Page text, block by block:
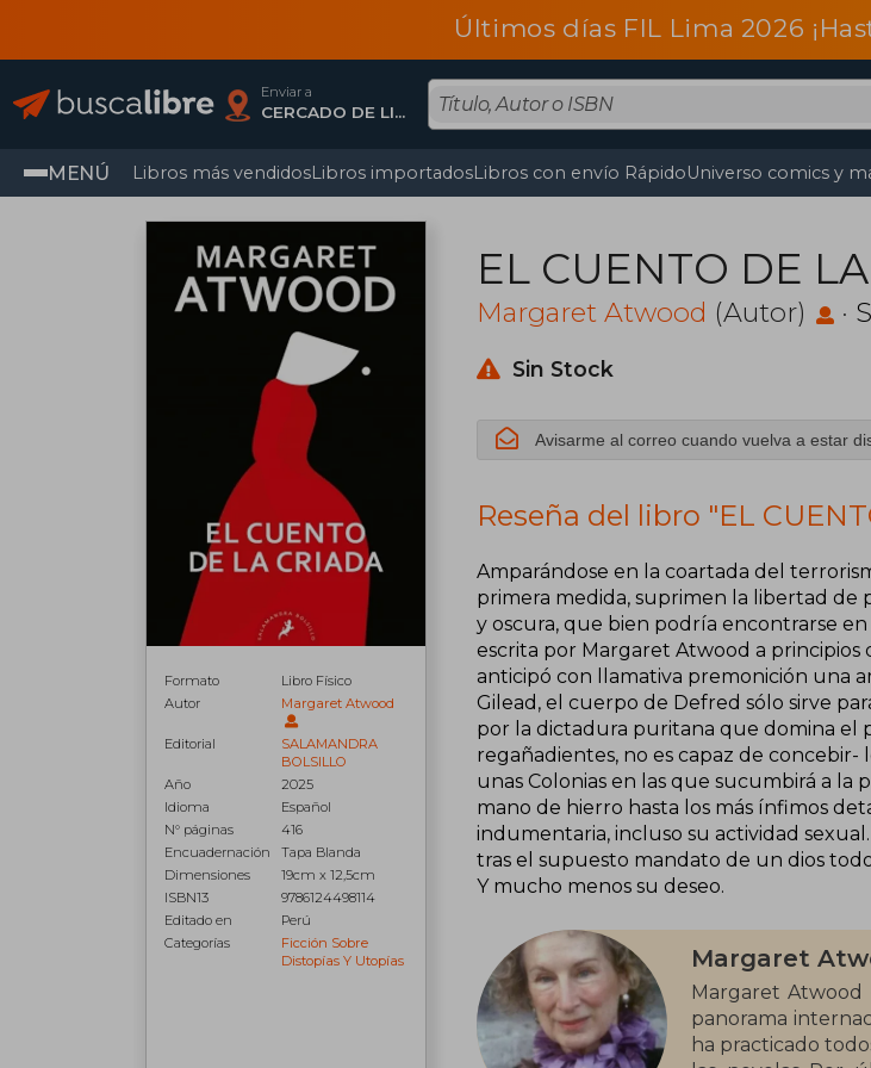
Últimos días FIL Lima 2026
Enviar a
CERCADO DE LIMA, Lima
MENÚ Libros más vendidosLibros importadosLibros con envío RápidoUniverso comics y
Formato
Libro Físico
Autor
Margaret Atwood
Editorial
SALAMANDRA
BOLSILLO
Año
2025
Idioma
Español
N° páginas
416
Encuadernación
Tapa Blanda
Dimensiones
19cm x 12,5cm
ISBN13
9786124498114
Editado en
Perú
Categorías
Ficción Sobre
Distopías Y Utopías
EL CUENTO DE
Margaret Atwood (Autor) ·
Sin Stock
Avisarme al correo cuando vuelva a estar
Reseña del libro "EL
Amparándose en la coartada del
primera medida, suprimen la libertad de
y oscura, que bien podría encontrarse
escrita por Margaret Atwood a principios
anticipó con llamativa premonición una
Gilead, el cuerpo de Defred sólo sirve
por la dictadura puritana que domina el
regañadientes, no es capaz de
unas Colonias en las que sucumbirá a la
mano de hierro hasta los más ínfimos
indumentaria, incluso su actividad
tras el supuesto mandato de un dios
Y mucho menos su deseo.
Margaret
Margaret Atwood
panorama
ha practicado